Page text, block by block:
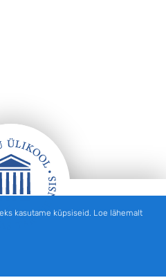
kasutame küpsiseid. Loe lähemalt